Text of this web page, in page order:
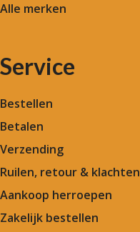
Alle merken
Service
Bestellen
Betalen
Verzending
Ruilen, retour & klachten
Aankoop herroepen
Zakelijk bestellen